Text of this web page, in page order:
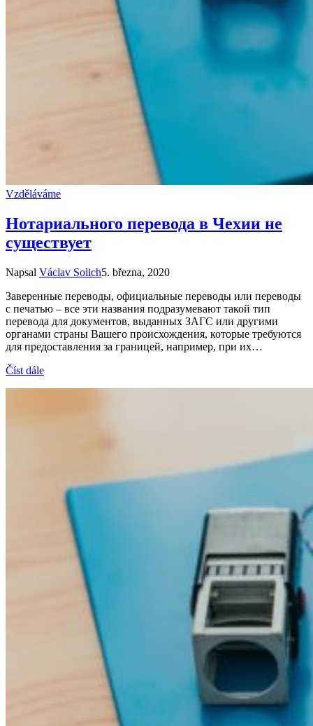
Vzděláváme
Нотариального перевода в Чехии не
существует
Napsal Václav Solich5. března, 2020
Заверенные переводы, официальные переводы или переводы
с печатью – все эти названия подразумевают такой тип
перевода для документов, выданных ЗАГС или другими
органами страны Вашего происхождения, которые требуются
для предоставления за границей, например, при их…
Číst dále